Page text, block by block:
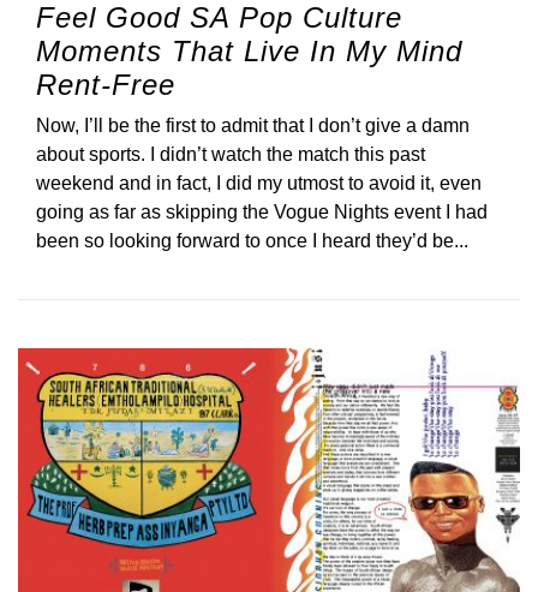
Feel Good SA Pop Culture
Moments That Live In My Mind
Rent-Free
Now, I’ll be the first to admit that I don’t give a damn
about sports. I didn’t watch the match this past
weekend and in fact, I did my utmost to avoid it, even
going as far as skipping the Vogue Nights event I had
been so looking forward to once I heard they’d be...